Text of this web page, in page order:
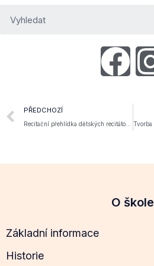
PŘEDCHOZÍ
O škole
Základní informace
Historie